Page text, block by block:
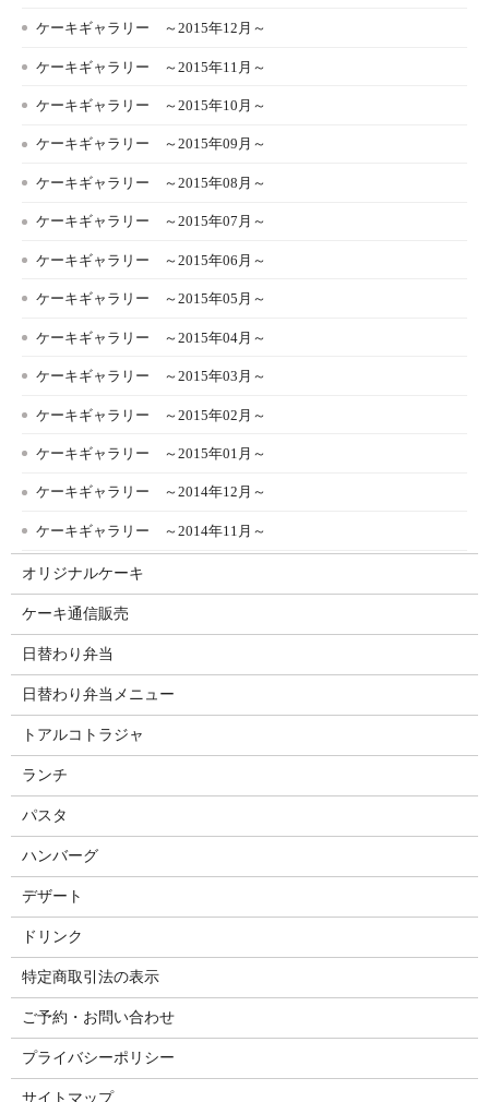
ケーキギャラリー ～2015年12月～
ケーキギャラリー ～2015年11月～
ケーキギャラリー ～2015年10月～
ケーキギャラリー ～2015年09月～
ケーキギャラリー ～2015年08月～
ケーキギャラリー ～2015年07月～
ケーキギャラリー ～2015年06月～
ケーキギャラリー ～2015年05月～
ケーキギャラリー ～2015年04月～
ケーキギャラリー ～2015年03月～
ケーキギャラリー ～2015年02月～
ケーキギャラリー ～2015年01月～
ケーキギャラリー ～2014年12月～
ケーキギャラリー ～2014年11月～
オリジナルケーキ
ケーキ通信販売
日替わり弁当
日替わり弁当メニュー
トアルコトラジャ
ランチ
パスタ
ハンバーグ
デザート
ドリンク
特定商取引法の表示
ご予約・お問い合わせ
プライバシーポリシー
サイトマップ